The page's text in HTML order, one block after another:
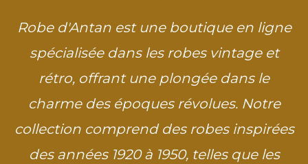
Robe d'Antan est une boutique en ligne
spécialisée dans les robes vintage et
rétro, offrant une plongée dans le
charme des époques révolues. Notre
collection comprend des robes inspirées
des années 1920 à 1950, telles que les